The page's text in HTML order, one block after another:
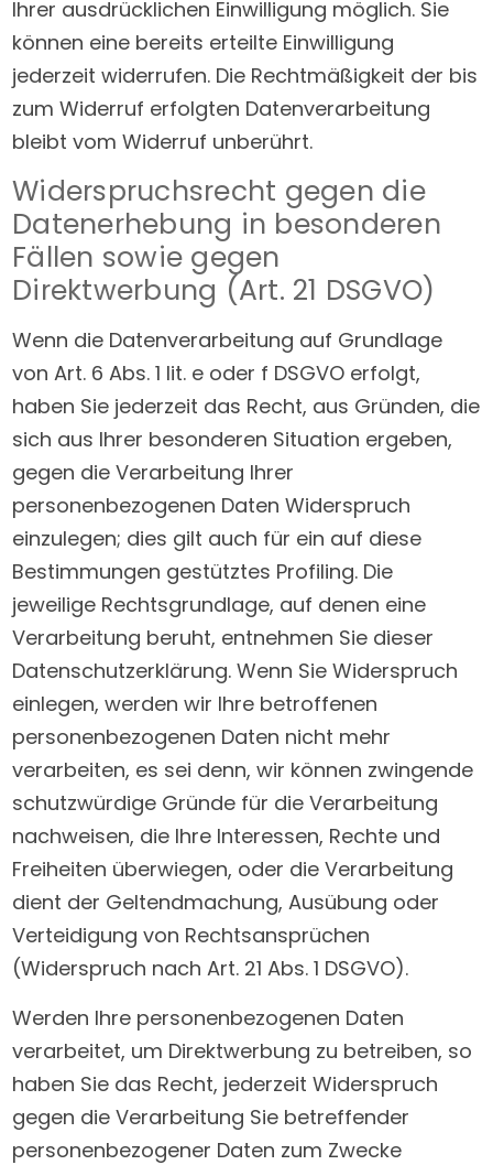
Ihrer ausdrücklichen Einwilligung möglich. Sie
können eine bereits erteilte Einwilligung
jederzeit widerrufen. Die Rechtmäßigkeit der bis
zum Widerruf erfolgten Datenverarbeitung
bleibt vom Widerruf unberührt.
Widerspruchsrecht gegen die
Datenerhebung in besonderen
Fällen sowie gegen
Direktwerbung (Art. 21 DSGVO)
Wenn die Datenverarbeitung auf Grundlage
von Art. 6 Abs. 1 lit. e oder f DSGVO erfolgt,
haben Sie jederzeit das Recht, aus Gründen, die
sich aus Ihrer besonderen Situation ergeben,
gegen die Verarbeitung Ihrer
personenbezogenen Daten Widerspruch
einzulegen; dies gilt auch für ein auf diese
Bestimmungen gestütztes Profiling. Die
jeweilige Rechtsgrundlage, auf denen eine
Verarbeitung beruht, entnehmen Sie dieser
Datenschutzerklärung. Wenn Sie Widerspruch
einlegen, werden wir Ihre betroffenen
personenbezogenen Daten nicht mehr
verarbeiten, es sei denn, wir können zwingende
schutzwürdige Gründe für die Verarbeitung
nachweisen, die Ihre Interessen, Rechte und
Freiheiten überwiegen, oder die Verarbeitung
dient der Geltendmachung, Ausübung oder
Verteidigung von Rechtsansprüchen
(Widerspruch nach Art. 21 Abs. 1 DSGVO).
Werden Ihre personenbezogenen Daten
verarbeitet, um Direktwerbung zu betreiben, so
haben Sie das Recht, jederzeit Widerspruch
gegen die Verarbeitung Sie betreffender
personenbezogener Daten zum Zwecke